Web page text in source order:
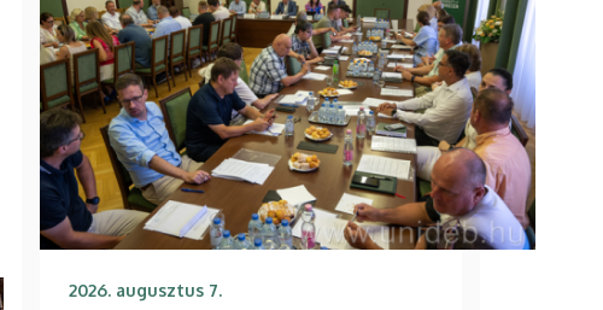
2026. augusztus 7.